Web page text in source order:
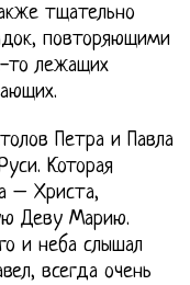
тщательно
повторяющими
то лежащих
Петра и Павла
Которая
– Христа,
Деву Марию.
и неба слышал
всегда очень